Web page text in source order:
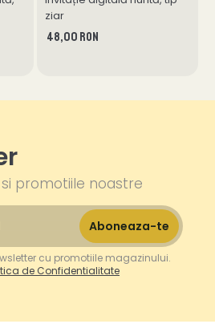
ziar
48,00 RON
promotiile noastre
cu promotiile magazinului.
de Confidentialitate